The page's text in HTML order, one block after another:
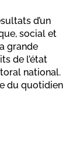
d’un
social et
grande
de l’état
national.
du quotidien